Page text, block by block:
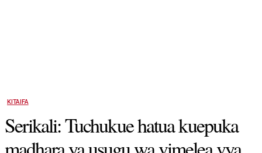
KITAIFA
Serikali: Tuchukue hatua kuepuka